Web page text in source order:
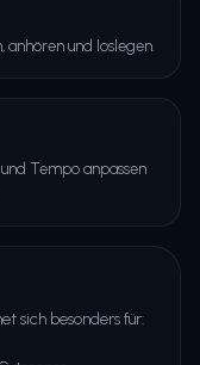
anhören und loslegen.
Tempo anpassen
sich besonders für: